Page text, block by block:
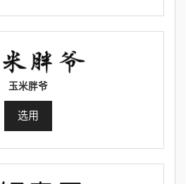
玉米胖爷
选用